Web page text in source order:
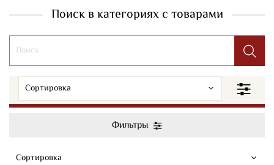
Поиск в категориях с товарами
Фильтры